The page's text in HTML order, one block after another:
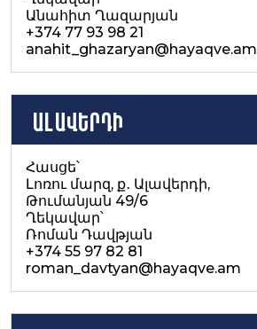
Անահիտ Ղազարյան
+374 77 93 98 21
anahit_ghazaryan@hayaqve.am
Ալավերդի
Հասցե՝
Լոռու մարզ, ք․ Ալավերդի,
Թումանյան 49/6
Ղեկավար՝
Ռոման Դավթյան
+374 55 97 82 81
roman_davtyan@hayaqve.am